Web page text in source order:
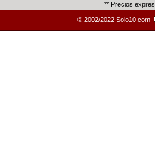
** Precios
© 2002/2022 Solo10.com